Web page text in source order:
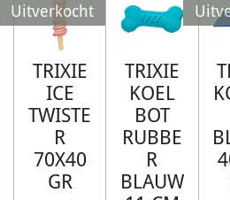
Uitverkocht
TRIXIE
ICE
TWISTE
R
70X40
GR
TRIXIE
KOEL
BOT
RUBBE
R
BLAUW